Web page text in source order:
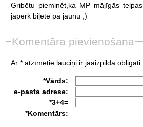
Gribētu pieminēt,ka MP mājīgās telpas
jāpērk biļete pa jaunu ;)
Komentāra pievienošana
Ar * atzīmētie lauciņi ir jāaizpilda obligāti.
*Vārds:
e-pasta adrese:
*3+4=
*Komentārs: